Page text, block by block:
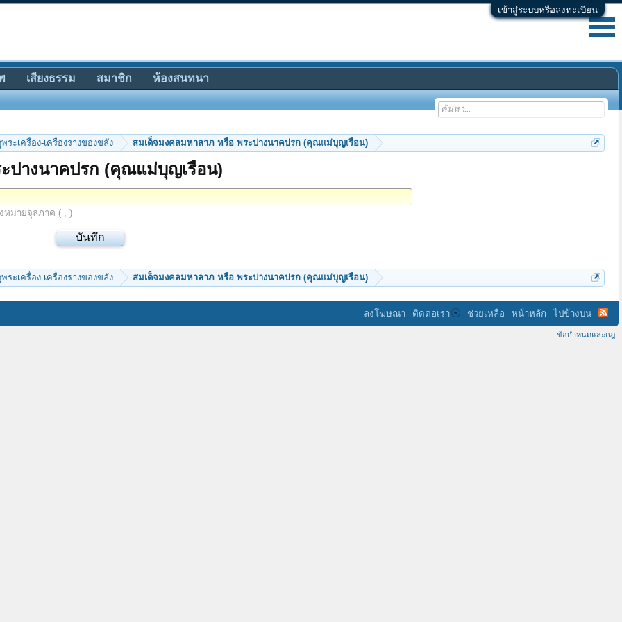
เข้าสู่ระบบหรือลงทะเบียน
ระเครื่อง-เครื่องรางของขลัง สมเด็จมงคลมหาลาภ หรือ พระปางนาคปรก (คุณแม่บุญเรือน)
ปางนาคปรก (คุณแม่บุญเรือน)
หมายจุลภาค ( , )
ระเครื่อง-เครื่องรางของขลัง สมเด็จมงคลมหาลาภ หรือ พระปางนาคปรก (คุณแม่บุญเรือน)
เสียงธรรม สมาชิก ห้องสนทนา
ลงโฆษณา ติดต่อเรา ช่วยเหลือ หน้าหลัก ไปข้างบน
ข้อกำหนดและกฎ